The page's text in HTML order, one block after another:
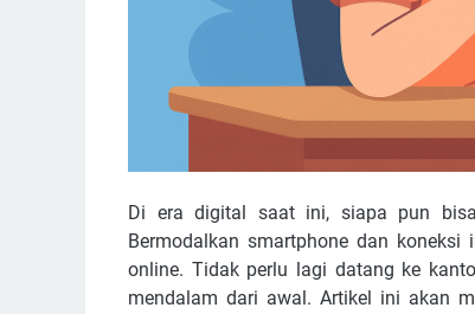
Di era digital saat ini, siapa pun
Bermodalkan smartphone dan
online. Tidak perlu lagi datang ke
mendalam dari awal. Artikel ini akan